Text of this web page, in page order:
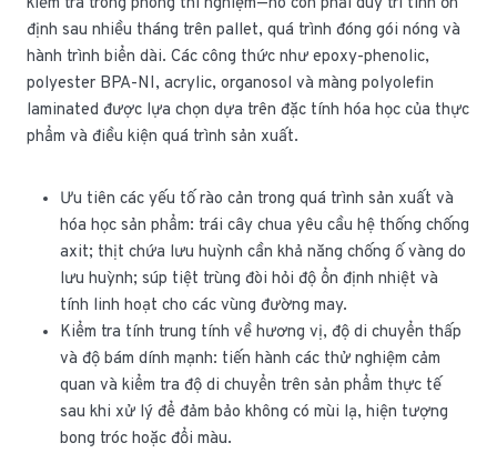
định sau nhiều tháng trên pallet, quá trình đóng gói nóng và
hành trình biển dài. Các công thức như epoxy-phenolic,
polyester BPA-NI, acrylic, organosol và màng polyolefin
laminated được lựa chọn dựa trên đặc tính hóa học của thực
phẩm và điều kiện quá trình sản xuất.
Ưu tiên các yếu tố rào cản trong quá trình sản xuất và
hóa học sản phẩm: trái cây chua yêu cầu hệ thống chống
axit; thịt chứa lưu huỳnh cần khả năng chống ố vàng do
lưu huỳnh; súp tiệt trùng đòi hỏi độ ổn định nhiệt và
tính linh hoạt cho các vùng đường may.
Kiểm tra tính trung tính về hương vị, độ di chuyển thấp
và độ bám dính mạnh: tiến hành các thử nghiệm cảm
quan và kiểm tra độ di chuyển trên sản phẩm thực tế
sau khi xử lý để đảm bảo không có mùi lạ, hiện tượng
bong tróc hoặc đổi màu.